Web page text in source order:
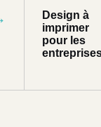
Design à
imprimer
pour les